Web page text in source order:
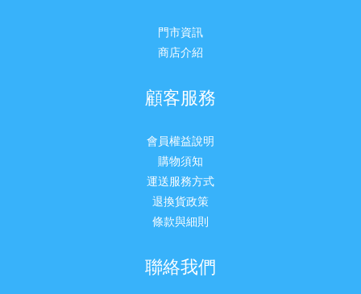
門市資訊
商店介紹
顧客服務
會員權益說明
購物須知
運送服務方式
退換貨政策
條款與細則
聯絡我們